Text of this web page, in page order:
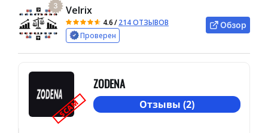
3 Velrix
4.6/214 ОТЗЫВОВ
Проверен
Обзор
SCAM
ZODENA
Отзывы (2)